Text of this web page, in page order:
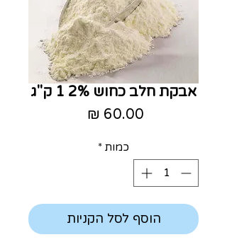
אבקת חלב כחוש 2% 1 ק"ג
כמות *
הוסף לסל הקניות